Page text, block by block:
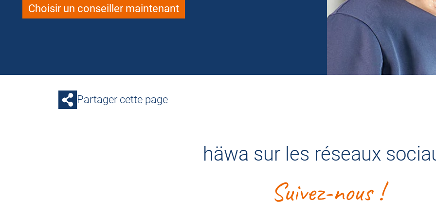
Choisir un conseiller maintenant
Partager cette page
häwa sur les réseaux
Suivez-nous !